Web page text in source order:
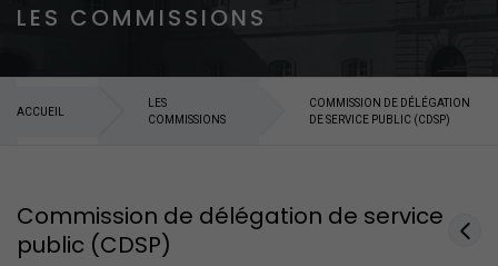
LES COMMISSIONS
ACCUEIL
LES
COMMISSIONS
COMMISSION DE DÉLÉGATION
DE SERVICE PUBLIC (CDSP)
Commission de délégation de service
public (CDSP)